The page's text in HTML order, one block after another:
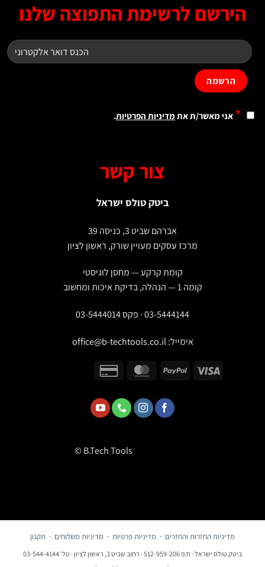
לרשימת התפוצה שלנו
אני מאשר/ת אתמדיניות הפרטיות.
צור קשר
ביטק טולס ישראל
אברהם שביט 3, כניסה 39
מרכז עסקים מעויין שורק, ראשון לציון
קומת קרקע — מחסן לוגיסטי
03-5444144 · פקס 03-5444014
אימייל:office@b-techtools.co.il
© B.Tech Tools
מדיניות החזרות והחזרים ·מדיניות פרטיות·מדיניות משלוחים·תקנון
ביטק טולס ישראל · ח.פ 512-959-206 · רחוב שביט 3, ראשון לציון · טל׳ 03-544-4144